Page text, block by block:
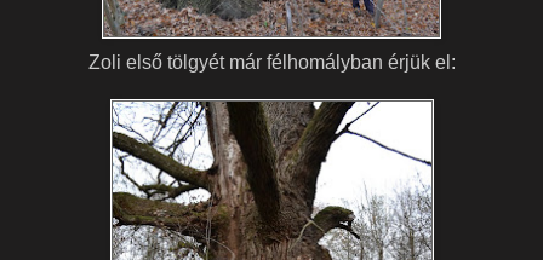
Zoli első tölgyét már félhomályban érjük el: